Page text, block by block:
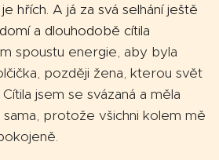
hřích. A já za svá selhání ještě
a dlouhodobě cítila
spoustu energie, aby byla
později žena, kterou svět
jsem se svázaná a měla
protože všichni kolem mě